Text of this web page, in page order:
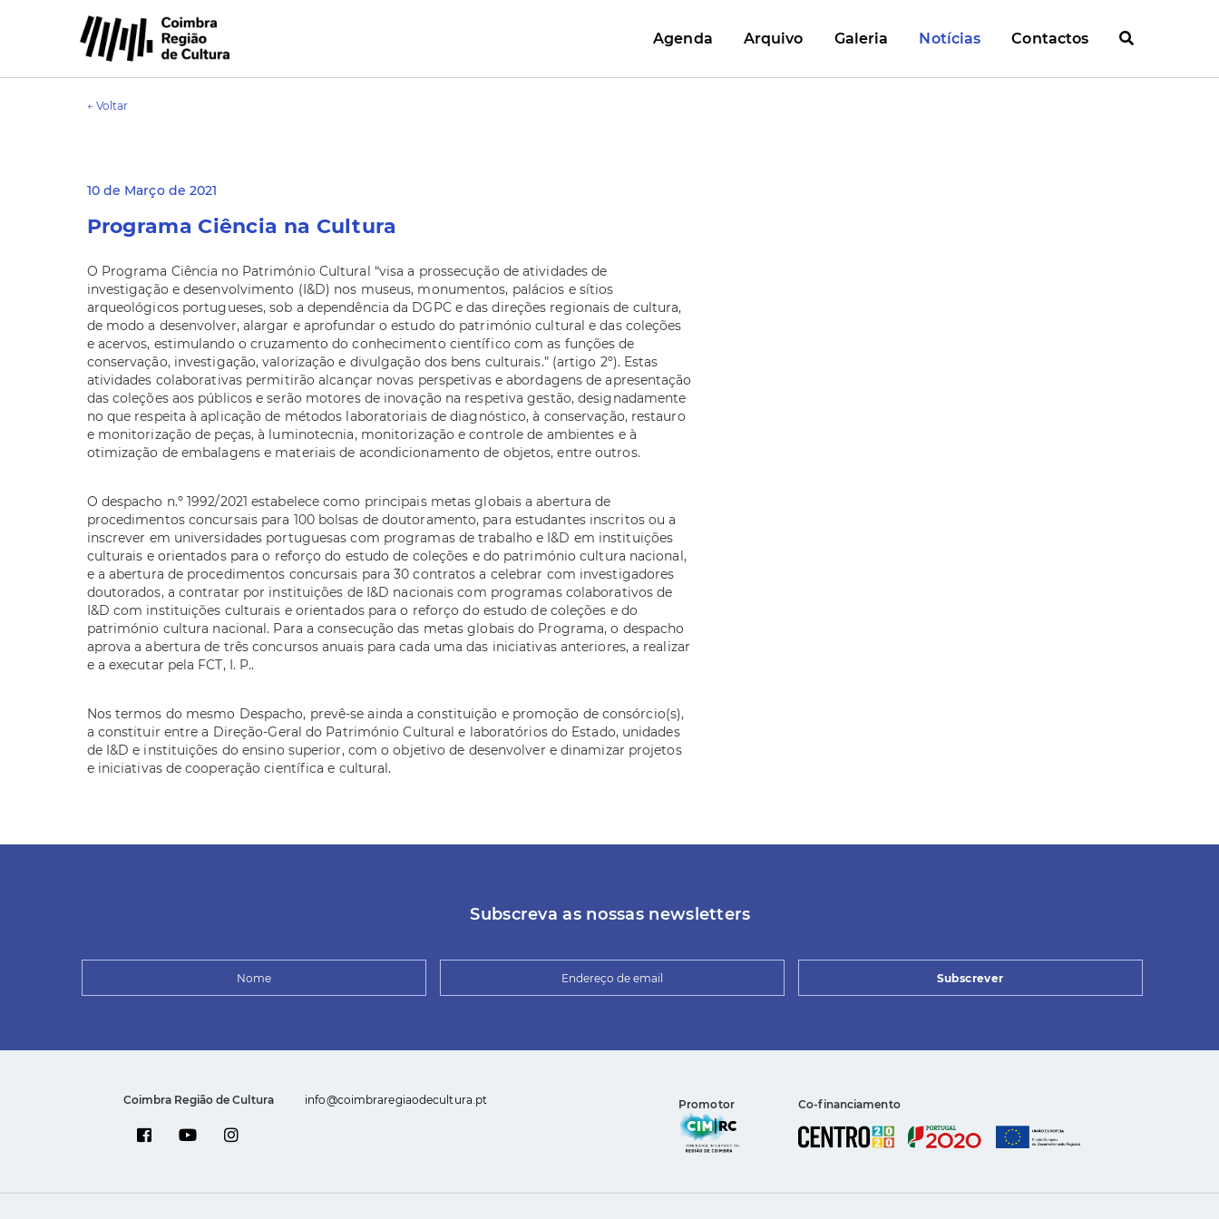
Agenda Arquivo Galeria Notícias Contactos
← Voltar
10 de Março de 2021
Programa Ciência na Cultura
O Programa Ciência no Património Cultural “visa a prossecução de atividades de
investigação e desenvolvimento (I&D) nos museus, monumentos, palácios e sítios
arqueológicos portugueses, sob a dependência da DGPC e das direções regionais de cultura,
de modo a desenvolver, alargar e aprofundar o estudo do património cultural e das coleções
e acervos, estimulando o cruzamento do conhecimento científico com as funções de
conservação, investigação, valorização e divulgação dos bens culturais.” (artigo 2º). Estas
atividades colaborativas permitirão alcançar novas perspetivas e abordagens de apresentação
das coleções aos públicos e serão motores de inovação na respetiva gestão, designadamente
no que respeita à aplicação de métodos laboratoriais de diagnóstico, à conservação, restauro
e monitorização de peças, à luminotecnia, monitorização e controle de ambientes e à
otimização de embalagens e materiais de acondicionamento de objetos, entre outros.
O despacho n.º 1992/2021 estabelece como principais metas globais a abertura de
procedimentos concursais para 100 bolsas de doutoramento, para estudantes inscritos ou a
inscrever em universidades portuguesas com programas de trabalho e I&D em instituições
culturais e orientados para o reforço do estudo de coleções e do património cultura nacional,
e a abertura de procedimentos concursais para 30 contratos a celebrar com investigadores
doutorados, a contratar por instituições de I&D nacionais com programas colaborativos de
I&D com instituições culturais e orientados para o reforço do estudo de coleções e do
património cultura nacional. Para a consecução das metas globais do Programa, o despacho
aprova a abertura de três concursos anuais para cada uma das iniciativas anteriores, a realizar
e a executar pela FCT, I. P..
Nos termos do mesmo Despacho, prevê-se ainda a constituição e promoção de consórcio(s),
a constituir entre a Direção-Geral do Património Cultural e laboratórios do Estado, unidades
de I&D e instituições do ensino superior, com o objetivo de desenvolver e dinamizar projetos
e iniciativas de cooperação científica e cultural.
Subscreva as nossas newsletters
Subscrever
Coimbra Região de Cultura info@coimbraregiaodecultura.pt Promotor Co-financiamento